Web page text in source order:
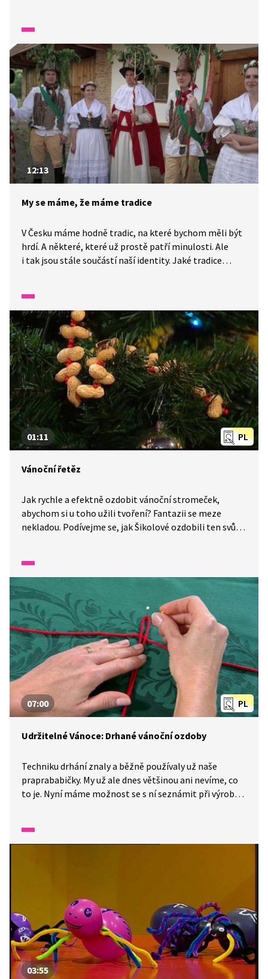
do pracovních činností jako rozšiřující úkol pro žáky,
kteří již zvládají základní techniky háčkování.
12:13
My se máme, že máme tradice
V Česku máme hodně tradic, na které bychom měli být
hrdí. A některé, které už prostě patří minulosti. Ale
i tak jsou stále součástí naší identity. Jaké tradice
více v pořadu "My se máme".
PL
01:11
Vánoční řetěz
Jak rychle a efektně ozdobit vánoční stromeček,
abychom si u toho užili tvoření? Fantazii se meze
nekladou. Podívejme se, jak Šikolové ozdobili ten svůj
PL
07:00
Udržitelné Vánoce: Drhané vánoční ozdoby
Techniku drhání znaly a běžně používaly už naše
praprababičky. My už ale dnes většinou ani nevíme, co
to je. Nyní máme možnost se s ní seznámit při výrobě
03:55